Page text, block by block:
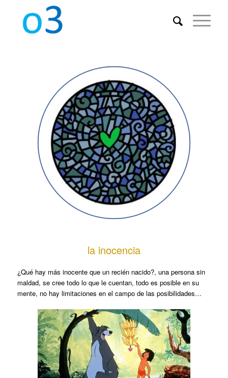
la inocencia
¿Qué hay más inocente que un recién nacido?, una persona sin
maldad, se cree todo lo que le cuentan, todo es posible en su
mente, no hay limitaciones en el campo de las posibilidades…